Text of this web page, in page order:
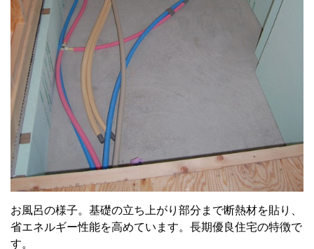
お風呂の様子。基礎の立ち上がり部分まで断熱材を貼り、
省エネルギー性能を高めています。長期優良住宅の特徴で
す。